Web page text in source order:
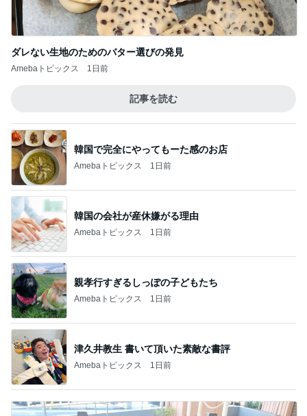
ダレない生地のためのバター選びの発見
Amebaトピックス 1日前
記事を読む
韓国で完全にやってもーた感のお店
Amebaトピックス 1日前
韓国の会社が産休嫌がる理由
Amebaトピックス 1日前
親孝行すぎるしっぽの子どもたち
Amebaトピックス 1日前
津久井教生 書いて頂いた素敵な書評
Amebaトピックス 1日前